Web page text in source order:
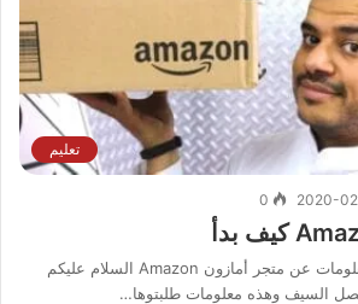
تعليم
2020-
0
متجر أمازون : حقائق ومعلومات عن متجر أمازون Amazon السلام عليكم
السيف وهذه معلومات طلبتوها…